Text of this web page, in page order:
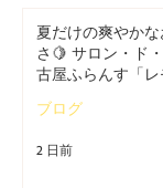
夏だけの爽やか
さ🍋 サロン・ド
古屋ふらんす「
ブログ
2 日前